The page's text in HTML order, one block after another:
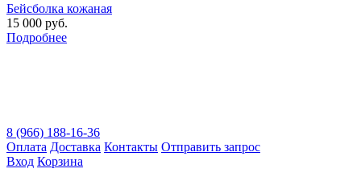
Бейсболка кожаная
15 000 руб.
Подробнее
8 (966) 188-16-36
Оплата Доставка Контакты Отправить запрос
Вход Корзина